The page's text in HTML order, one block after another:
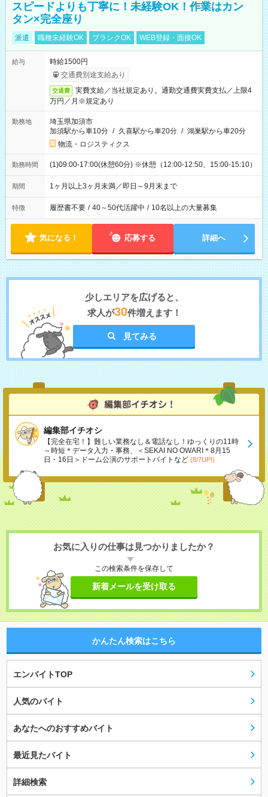
スピードよりも丁寧に！未経験OK！作業はカン
タン×完全座り
派遣 職種未経験OK ブランクOK WEB登録・面接OK
給与
時給1500円
交通費別途支給あり
交通費
実費支給／当社規定あり。通勤交通費実費支払／上限4
万円／月※規定あり
勤務地
埼玉県加須市
加須駅から車10分 / 久喜駅から車20分 / 鴻巣駅から車20分
物流・ロジスティクス
勤務時間 (1)09:00-17:00(休憩60分) ※休憩（12:00-12:50、15:00-15:10）
期間 1ヶ月以上3ヶ月未満／即日～9月末まで
特徴 履歴書不要 / 40～50代活躍中 / 10名以上の大量募集
気になる！ 応募する 詳細へ
少しエリアを広げると、
求人が30件増えます！
見てみる
編集部イチオシ
【完全在宅！】難しい業務なし＆電話なし！ゆっくりの11時
～時短＊データ入力・事務、＜SEKAI NO OWARI＊8月15
日・16日＞ドーム公演のサポートバイトなど (8/7UP!)
お気に入りの仕事は見つかりましたか？
この検索条件を保存して
新着メールを受け取る
かんたん検索はこちら
エンバイトTOP
人気のバイト
あなたへのおすすめバイト
最近見たバイト
詳細検索